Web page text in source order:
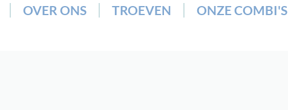
OVER ONS TROEVEN ONZE COMBI'S